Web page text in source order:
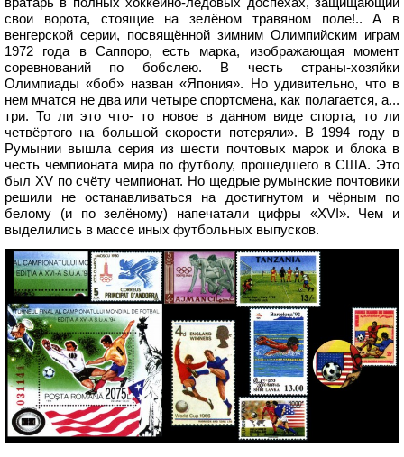
свои ворота, стоящие на зелёном травяном поле!.. А в
венгерской серии, посвящённой зимним Олимпийским играм
1972 года в Саппоро, есть марка, изображающая момент
соревнований по бобслею. В честь страны-хозяйки
Олимпиады «боб» назван «Япония». Но удивительно, что в
нем мчатся не два или четыре спортсмена, как полагается, а...
три. То ли это что- то новое в данном виде спорта, то ли
четвёртого на большой скорости потеряли». В 1994 году в
Румынии вышла серия из шести почтовых марок и блока в
честь чемпионата мира по футболу, прошедшего в США. Это
был XV по счёту чемпионат. Но щедрые румынские почтовики
решили не останавливаться на достигнутом и чёрным по
белому (и по зелёному) напечатали цифры «XVI». Чем и
выделились в массе иных футбольных выпусков.